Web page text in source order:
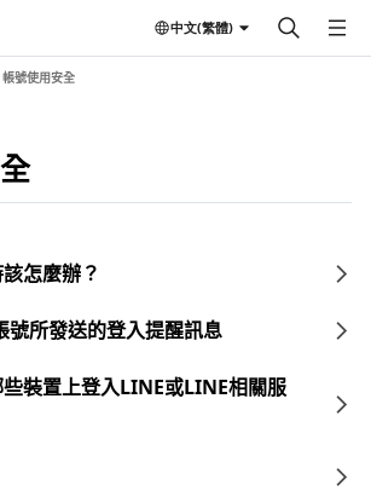
中文(繁體)
帳號使用安全
怎麼辦？
號所發送的登入提醒訊息
裝置上登入LINE或LINE相關服